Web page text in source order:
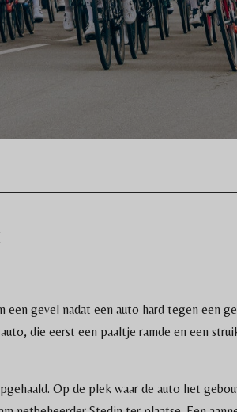
gevel nadat een auto hard tegen een
die eerst een paaltje ramde en een
Op de plek waar de auto het